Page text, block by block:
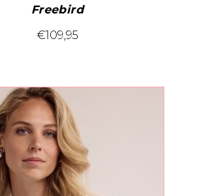
Freebird
€109,95
Dit
meerdere
variaties.
Deze
optie
kan
gekozen